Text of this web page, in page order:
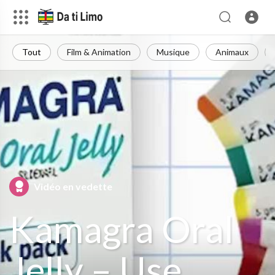
Tout Film & Animation Musique Animaux
Vidéo en vedette
Kamagra Oral